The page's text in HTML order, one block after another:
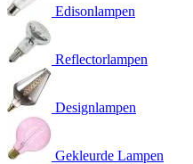
Edisonlampen
Reflectorlampen
Designlampen
Gekleurde Lampen